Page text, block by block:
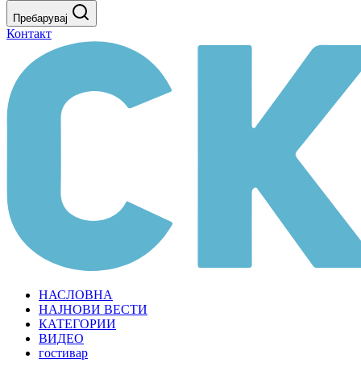
Пребарувај
Контакт
НАСЛОВНА
НАЈНОВИ ВЕСТИ
КАТЕГОРИИ
ВИДЕО
гостивар